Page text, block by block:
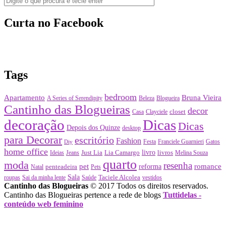
Curta no Facebook
Tags
Apartamento A Series of Serendipity bedroom Beleza Blogueira Bruna Vieira
Cantinho das Blogueiras Casa Clayciele closet decor
decoração Depois dos Quinze desktop DicasDicas
para Decorar Diy escritório Fashion Festa Franciele Guarnieri Gatos
home office Ideias Jeans Just Lia Lia Camargo livro livros Melina Souza
moda Natal penteadeira pet Pets quarto reforma resenha romance
roupas Sai da minha lente Sala Saúde Taciele Alcolea vestidos
Cantinho das Blogueiras © 2017 Todos os direitos reservados.
Cantinho das Blogueiras pertence a rede de blogs Tuttidelas -
conteúdo web feminino